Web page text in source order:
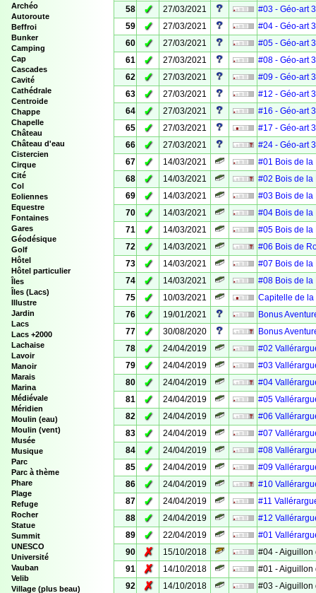
Archéo
Autoroute
Beffroi
Bunker
Camping
Cap
Cascades
Cavité
Cathédrale
Centroide
Chappe
Chapelle
Château
Château d'eau
Cistercien
Cirque
Cité
Col
Eoliennes
Equestre
Fontaines
Gares
Géodésique
Golf
Hôtel
Hôtel particulier
Îles
Îles (Lacs)
Illustre
Jardin
Lacs
Lacs +2000
Lachaise
Lavoir
Manoir
Marais
Marina
Médiévale
Méridien
Moulin (eau)
Moulin (vent)
Musée
Musique
Parc
Parc à thème
Phare
Plage
Refuge
Rocher
Statue
Summit
UNESCO
Université
Vauban
Velib
Village (plus beau)
58
✓ 27/03/2021
#03 - Géo-art
59
✓ 27/03/2021
#04 - Géo-art
60
✓ 27/03/2021
#05 - Géo-art
61
✓ 27/03/2021
#08 - Géo-art
62
✓ 27/03/2021
#09 - Géo-art
63
✓ 27/03/2021
#12 - Géo-art
64
✓ 27/03/2021
#16 - Géo-art
65
✓ 27/03/2021
#17 - Géo-art
66
✓ 27/03/2021
#24 - Géo-art
67
✓ 14/03/2021
#01 Bois de la
68
✓ 14/03/2021
#02 Bois de la
69
✓ 14/03/2021
#03 Bois de la
70
✓ 14/03/2021
#04 Bois de la
71
✓ 14/03/2021
#05 Bois de la
72
✓ 14/03/2021
#06 Bois de
73
✓ 14/03/2021
#07 Bois de la
74
✓ 14/03/2021
#08 Bois de la
75
✓ 10/03/2021
Capitelle de la
76
✓ 19/01/2021
Bonus
77
✓ 30/08/2020
Bonus
78
✓ 24/04/2019
#02
79
✓ 24/04/2019
#03
80
✓ 24/04/2019
#04
81
✓ 24/04/2019
#05
82
✓ 24/04/2019
#06
83
✓ 24/04/2019
#07
84
✓ 24/04/2019
#08
85
✓ 24/04/2019
#09
86
✓ 24/04/2019
#10
87
✓ 24/04/2019
#11
88
✓ 24/04/2019
#12
89
✓ 22/04/2019
#01
90
✗ 15/10/2018
#04 - Aiguillon
91
✗ 14/10/2018
#01 - Aiguillon
92
✗ 14/10/2018 #03 - Aiguillon